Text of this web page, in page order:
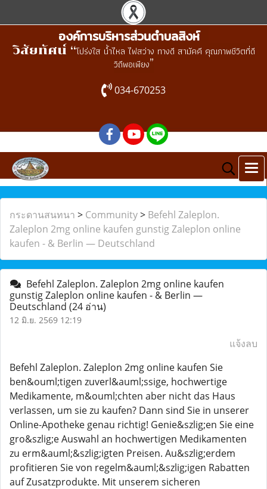
องค์การบริหารส่วนตำบลสิงห์
วิสัยทัศน์ “โปร่งใส น้ำไหล ไฟสว่าง ทางดี สามัคคี คุณภาพชีวิตที่ดี
วิถีพอเพียง”
034-670253
กระดานสนทนา > Community> Befehl Zaleplon.
Zaleplon 2mg online kaufen gunstig Zaleplon online
kaufen - & Berlin — Deutschland
Befehl Zaleplon. Zaleplon 2mg online kaufen
gunstig Zaleplon online kaufen - & Berlin —
Deutschland (24 อ่าน)
12 มิ.ย. 2569 12:19
แจ้งลบ
Befehl Zaleplon. Zaleplon 2mg online kaufen Sie
ben&ouml;tigen zuverl&auml;ssige, hochwertige
Medikamente, m&ouml;chten aber nicht das Haus
verlassen, um sie zu kaufen? Dann sind Sie in unserer
Online-Apotheke genau richtig! Genie&szlig;en Sie eine
gro&szlig;e Auswahl an hochwertigen Medikamenten
zu erm&auml;&szlig;igten Preisen. Au&szlig;erdem
profitieren Sie von regelm&auml;&szlig;igen Rabatten
auf Zusatzprodukte. Mit unserem sicheren